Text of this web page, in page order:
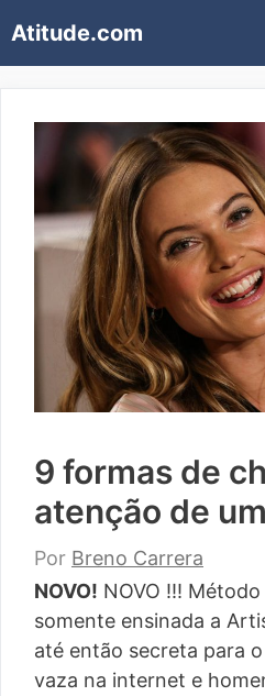
para
o
Atitude.com
9 formas de
atenção de
Por Breno Carrera
NOVO! NOVO !!!
somente ensinada a
até então secreta para
vaza na internet e